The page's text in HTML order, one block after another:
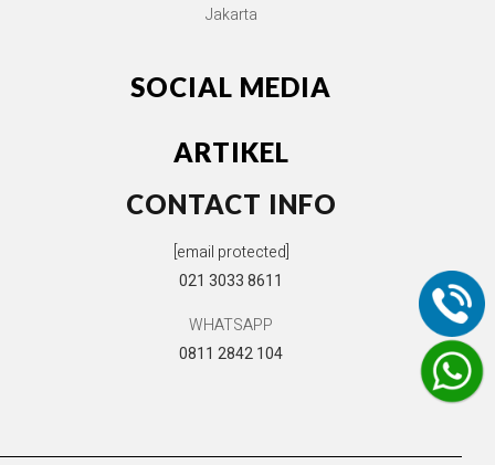
Jakarta
SOCIAL MEDIA
ARTIKEL
CONTACT INFO
[email protected]
021 3033 8611
WHATSAPP
0811 2842 104